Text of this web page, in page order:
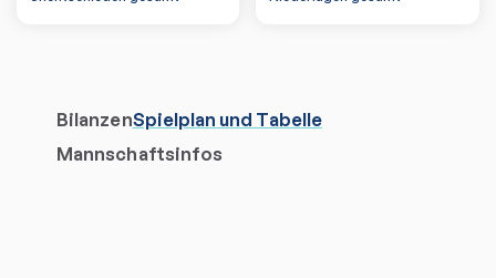
BilanzenSpielplan und Tabelle
Mannschaftsinfos